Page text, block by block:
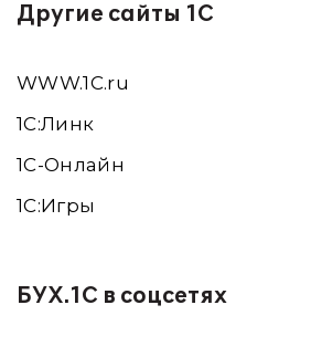
Другие сайты 1С
WWW.1С.ru
1С:Линк
1С-Онлайн
1C:Игры
БУХ.1С в соцсетях